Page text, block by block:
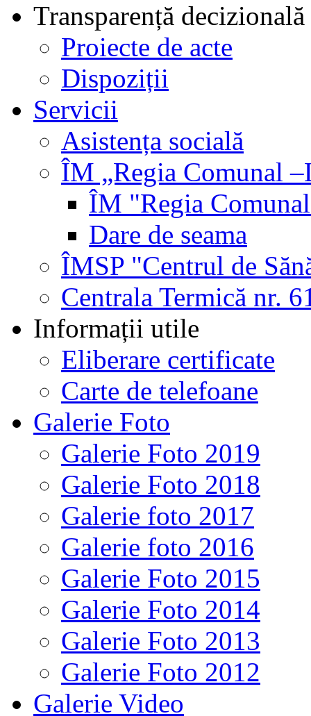
Transparență decizională
Proiecte de acte
Dispoziții
Servicii
Asistența socială
ÎM „Regia Comunal
ÎM "Regia
Dare de seama
ÎMSP "Centrul de
Centrala Termică nr.
Informații utile
Eliberare certificate
Carte de telefoane
Galerie Foto
Galerie Foto 2019
Galerie Foto 2018
Galerie foto 2017
Galerie foto 2016
Galerie Foto 2015
Galerie Foto 2014
Galerie Foto 2013
Galerie Foto 2012
Galerie Video